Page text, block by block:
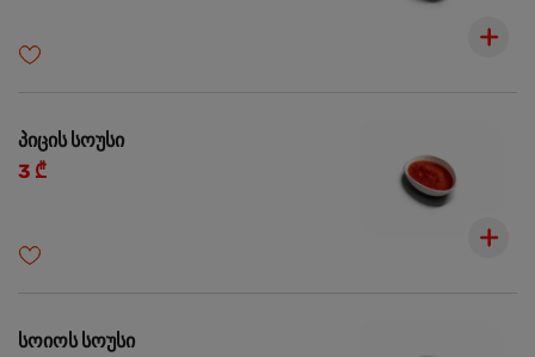
პიცის სოუსი
3 ₾
სოიოს სოუსი